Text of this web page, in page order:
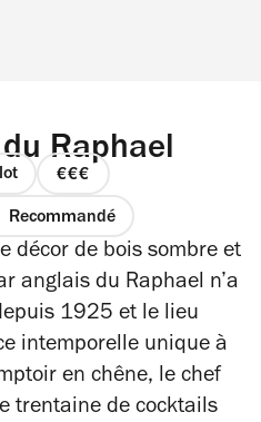
Raphael
prix
3
sur
Recommandé
décor de bois sombre et
anglais du Raphael n’a
1925 et le lieu
intemporelle unique à
en chêne, le chef
trentaine de cocktails